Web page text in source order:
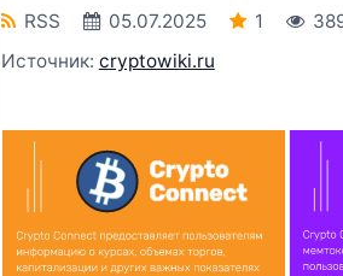
RSS 05.07.2025 1
Источник: cryptowiki.ru